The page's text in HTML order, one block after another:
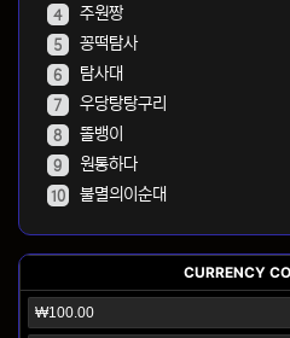
4 주원짱
5 꽁떡탐사
6 탐사대
7 우당탕탕구리
8 똘뱅이
9 원통하다
10 불멸의이순대